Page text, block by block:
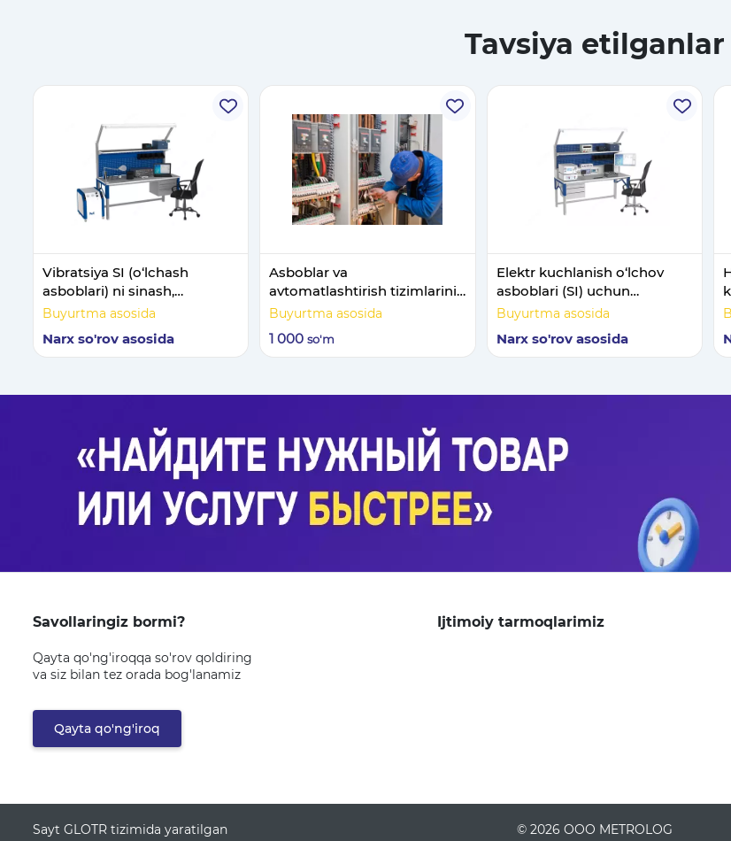
Tavsiya etilganlar
Vibratsiya SI (o‘lchash
asboblari) ni sinash,
kalibrlash va ta’mirlash
Buyurtma asosida
Narx so'rov asosida
Asboblar va
avtomatlashtirish tizimlarini
o'rnatish va ishga tushirish.
Buyurtma asosida
1 000so'm
Elektr kuchlanish o‘lchov
asboblari (SI) uchun
metrologik stend
Buyurtma asosida
Narx so'rov asosida
Savollaringiz bormi?
Qayta qo'ng'iroqqa so'rov qoldiring
va siz bilan tez orada bog'lanamiz
Qayta qo'ng'iroq
Ijtimoiy tarmoqlarimiz
Sayt GLOTR tizimida yaratilgan © 2026 OOO METROLOG